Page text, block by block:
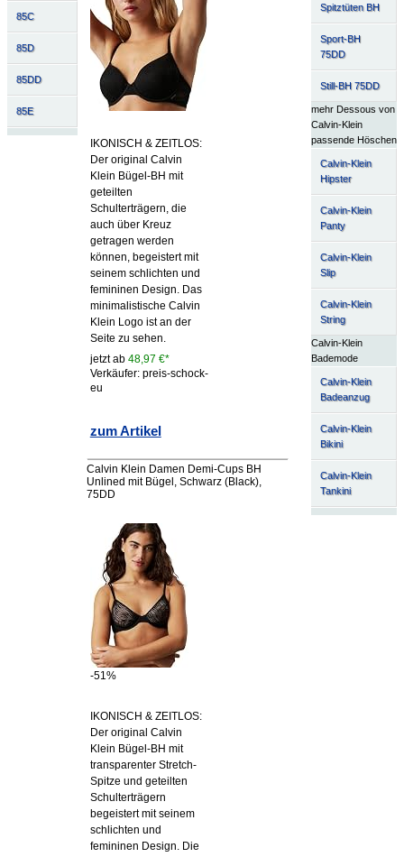
85C
85D
85DD
85E
Spitztüten BH
Sport-BH
75DD
Still-BH 75DD
mehr Dessous von
Calvin-Klein
passende Höschen
Calvin-Klein
Hipster
Calvin-Klein
Panty
Calvin-Klein
Slip
Calvin-Klein
String
Calvin-Klein
Bademode
Calvin-Klein
Badeanzug
Calvin-Klein
Bikini
Calvin-Klein
Tankini
IKONISCH & ZEITLOS:
Der original Calvin
Klein Bügel-BH mit
geteilten
Schulterträgern, die
auch über Kreuz
getragen werden
können, begeistert mit
seinem schlichten und
femininen Design. Das
minimalistische Calvin
Klein Logo ist an der
Seite zu sehen.
jetzt ab 48,97 €*
Verkäufer: preis-schock-
eu
zum Artikel
Calvin Klein Damen Demi-Cups BH
Unlined mit Bügel, Schwarz (Black),
75DD
-51%
IKONISCH & ZEITLOS:
Der original Calvin
Klein Bügel-BH mit
transparenter Stretch-
Spitze und geteilten
Schulterträgern
begeistert mit seinem
schlichten und
femininen Design. Die